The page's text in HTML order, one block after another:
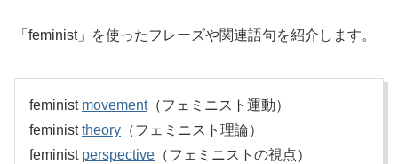
「feminist」を使ったフレーズや関連語句を紹介します。
feminist movement（フェミニスト運動）
feministtheory （フェミニスト理論）
feminist perspective （フェミニストの視点）